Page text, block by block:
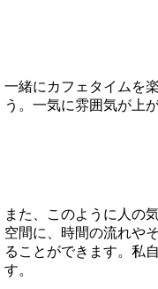
一緒にカフェタイムを
う。一気に雰囲気が上
また、このように人の
空間に、時間の流れや
ることができます。私
す。